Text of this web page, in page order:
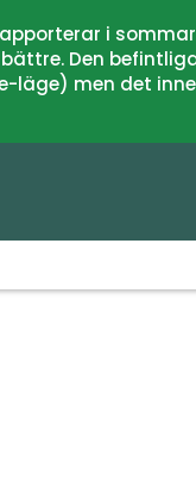
i
Den
läge) men det